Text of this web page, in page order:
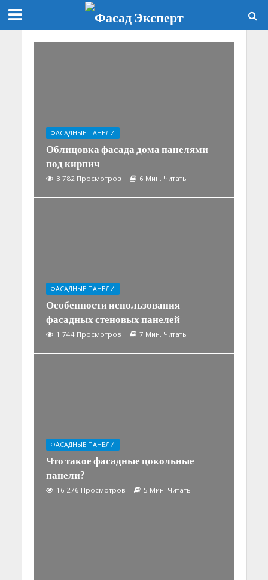
ФАСАДНЫЕ ПАНЕЛИ
Облицовка фасада дома панелями
под кирпич
3 782 Просмотров 6 Мин. Читать
ФАСАДНЫЕ ПАНЕЛИ
Особенности использования
фасадных стеновых панелей
1 744 Просмотров 7 Мин. Читать
ФАСАДНЫЕ ПАНЕЛИ
Что такое фасадные цокольные
панели?
16 276 Просмотров 5 Мин. Читать